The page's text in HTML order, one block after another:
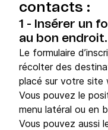
contacts :
1 - Insérer un
au bon endroit.
Le formulaire
récolter des
placé sur votre site
Vous pouvez le
menu latéral ou en
Vous pouvez aussi